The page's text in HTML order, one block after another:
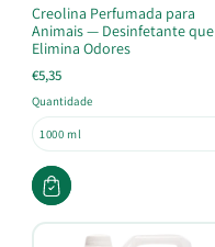
Creolina Perfumada para
Animais — Desinfetante que
Elimina Odores
€5,35
Quantidade